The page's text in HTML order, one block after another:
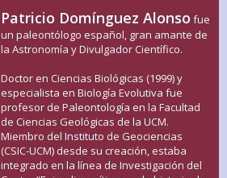
Patricio Domínguez Alonso fue
un paleontólogo español, gran amante de
la Astronomía y Divulgador Científico.
Doctor en Ciencias Biológicas (1999) y
especialista en Biología Evolutiva fue
profesor de Paleontología en la Facultad
de Ciencias Geológicas de la UCM.
Miembro del Instituto de Geociencias
(CSIC-UCM) desde su creación, estaba
integrado en la línea de Investigación del